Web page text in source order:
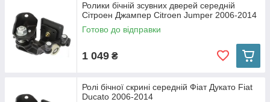
Ролики бічній зсувних дверей середній
Сітроен Джампер Citroen Jumper 2006-2014
Готово до відправки
1 049 ₴
Ролі бічної скрині середній Фіат Дукато Fiat
Ducato 2006-2014